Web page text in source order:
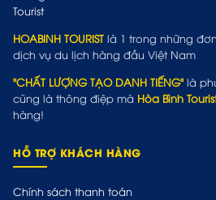
HOABINH TOURIST là 1 trong những
dịch vụ du lịch hàng đầu Việt Nam
"CHẤT LƯỢNG TẠO DANH TIẾNG" là
cũng là thông điệp mà Hòa Bình
hàng!
HỖ TRỢ KHÁCH HÀNG
Chính sách thanh toán